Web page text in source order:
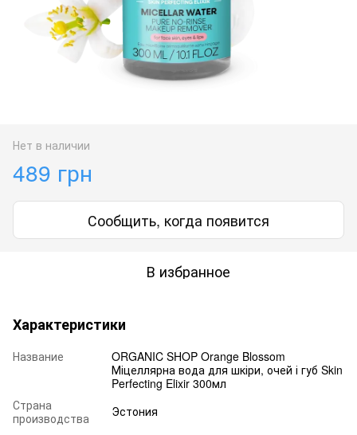
Нет в наличии
489 грн
Сообщить, когда появится
В избранное
Характеристики
Название
ORGANIC SHOP Orange Blossom
Міцеллярна вода для шкіри, очей і губ Skin
Perfecting Elixir 300мл
Страна
производства
Эстония